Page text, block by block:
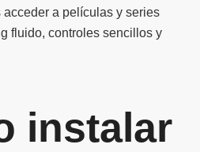
a películas y series
fluido, controles sencillos y
instalar